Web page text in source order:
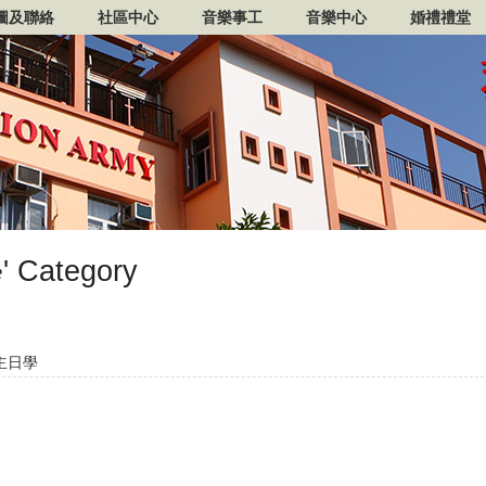
及聯絡 社區中心 音樂事工 音樂中心 婚禮禮堂
Category
日學